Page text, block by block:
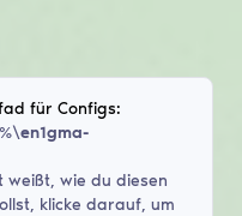
für Configs:
weißt, wie du diesen
klicke darauf, um